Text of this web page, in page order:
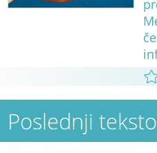
Poslednji